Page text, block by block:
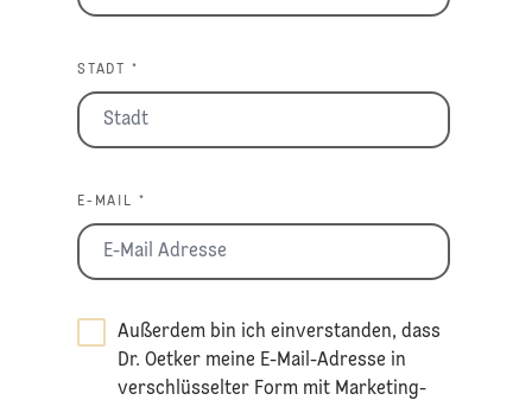
STADT *
E-MAIL *
Außerdem bin ich einverstanden, dass
Dr. Oetker meine E-Mail-Adresse in
verschlüsselter Form mit Marketing-